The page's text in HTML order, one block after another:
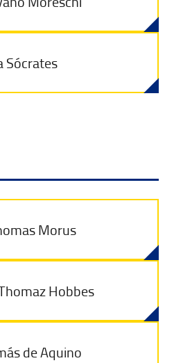
Sócrates
Morus
Hobbes
de Aquino